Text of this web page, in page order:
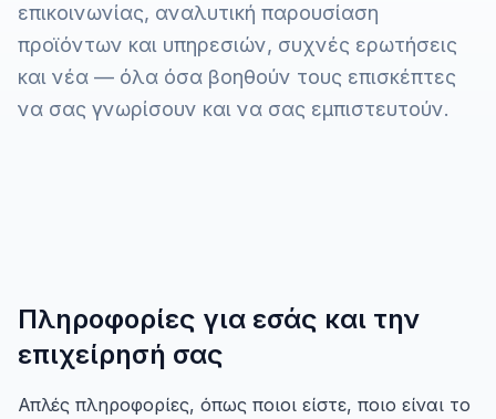
επικοινωνίας, αναλυτική παρουσίαση
προϊόντων και υπηρεσιών, συχνές ερωτήσεις
και νέα — όλα όσα βοηθούν τους επισκέπτες
να σας γνωρίσουν και να σας εμπιστευτούν.
Πληροφορίες για εσάς και την
επιχείρησή σας
Απλές πληροφορίες, όπως ποιοι είστε, ποιο είναι το